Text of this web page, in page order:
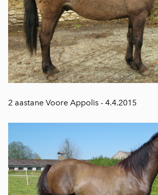
2 aastane Voore Appolis - 4.4.2015